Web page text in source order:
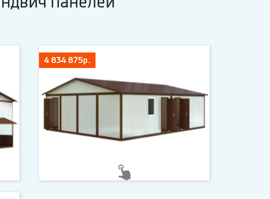
4 834 875р.